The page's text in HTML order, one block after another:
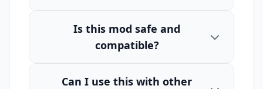
Is this mod safe and
compatible?
Can I use this with other